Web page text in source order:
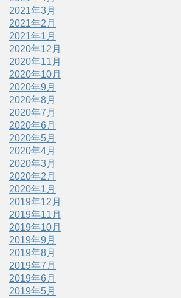
2021年3月
2021年2月
2021年1月
2020年12月
2020年11月
2020年10月
2020年9月
2020年8月
2020年7月
2020年6月
2020年5月
2020年4月
2020年3月
2020年2月
2020年1月
2019年12月
2019年11月
2019年10月
2019年9月
2019年8月
2019年7月
2019年6月
2019年5月